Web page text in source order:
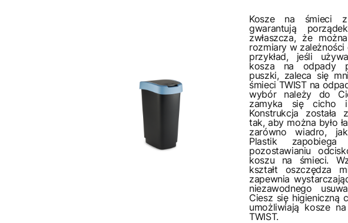
Kosze na śmieci
gwarantują
zwłaszcza, że
rozmiary w
przykład, jeśli
kosza na odpady
puszki, zaleca się
śmieci TWIST na
wybór należy do
zamyka się cicho i
Konstrukcja została
tak, aby można było
zarówno wiadro,
Plastik zapobiega
pozostawianiu
koszu na śmieci.
kształt oszczędza
zapewnia
niezawodnego
Ciesz się higieniczną
umożliwiają kosze
TWIST.